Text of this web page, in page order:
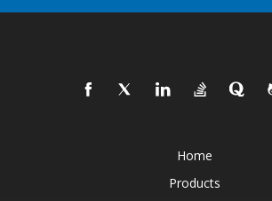
Home
Products